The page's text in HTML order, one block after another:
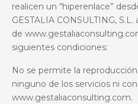
realicen un “hiperenlace”
GESTALIA CONSULTING, S.L.
de
siguientes condiciones:
No se permite la
ninguno de los servicios ni
www.gestaliaconsulting.com.